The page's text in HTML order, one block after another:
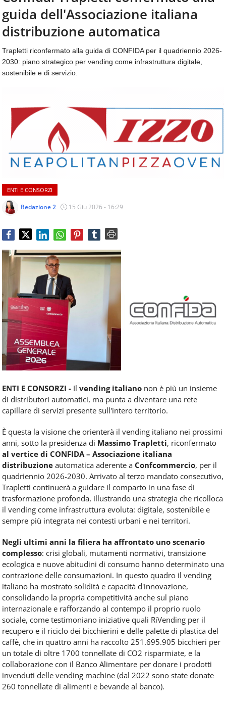
aggiornamenti
quotidiani
su
temi
come
ospitalità,
ristorazione,
catering
e
articoli
sul
mondo
dei
consumi
fuoricasa,
del
Food
Service
e
tutte
novità
del
comparto
Horeca.
CONTATTI
guida dell'Associazione italiana
distribuzione automatica
Trapletti riconfermato alla guida di CONFIDA per il quadriennio 2026-
2030: piano strategico per vending come infrastruttura digitale,
sostenibile e di servizio.
ENTI E CONSORZI
Redazione 2 15 Giu 2026 - 16:29
ENTI E CONSORZI - Il vending italiano non è più un insieme
di distributori automatici, ma punta a diventare una rete
capillare di servizi presente sull'intero territorio.
È questa la visione che orienterà il vending italiano nei prossimi
anni, sotto la presidenza di Massimo Trapletti, riconfermato
al vertice di CONFIDA – Associazione italiana
distribuzione automatica aderente a Confcommercio, per il
quadriennio 2026-2030. Arrivato al terzo mandato consecutivo,
Trapletti continuerà a guidare il comparto in una fase di
trasformazione profonda, illustrando una strategia che ricolloca
il vending come infrastruttura evoluta: digitale, sostenibile e
sempre più integrata nei contesti urbani e nei territori.
Negli ultimi anni la filiera ha affrontato uno scenario
complesso: crisi globali, mutamenti normativi, transizione
ecologica e nuove abitudini di consumo hanno determinato una
contrazione delle consumazioni. In questo quadro il vending
italiano ha mostrato solidità e capacità d'innovazione,
consolidando la propria competitività anche sul piano
internazionale e rafforzando al contempo il proprio ruolo
sociale, come testimoniano iniziative quali RiVending per il
recupero e il riciclo dei bicchierini e delle palette di plastica del
caffè, che in quattro anni ha raccolto 251.695.905 bicchieri per
un totale di oltre 1700 tonnellate di CO2 risparmiate, e la
collaborazione con il Banco Alimentare per donare i prodotti
invenduti delle vending machine (dal 2022 sono state donate
260 tonnellate di alimenti e bevande al banco).